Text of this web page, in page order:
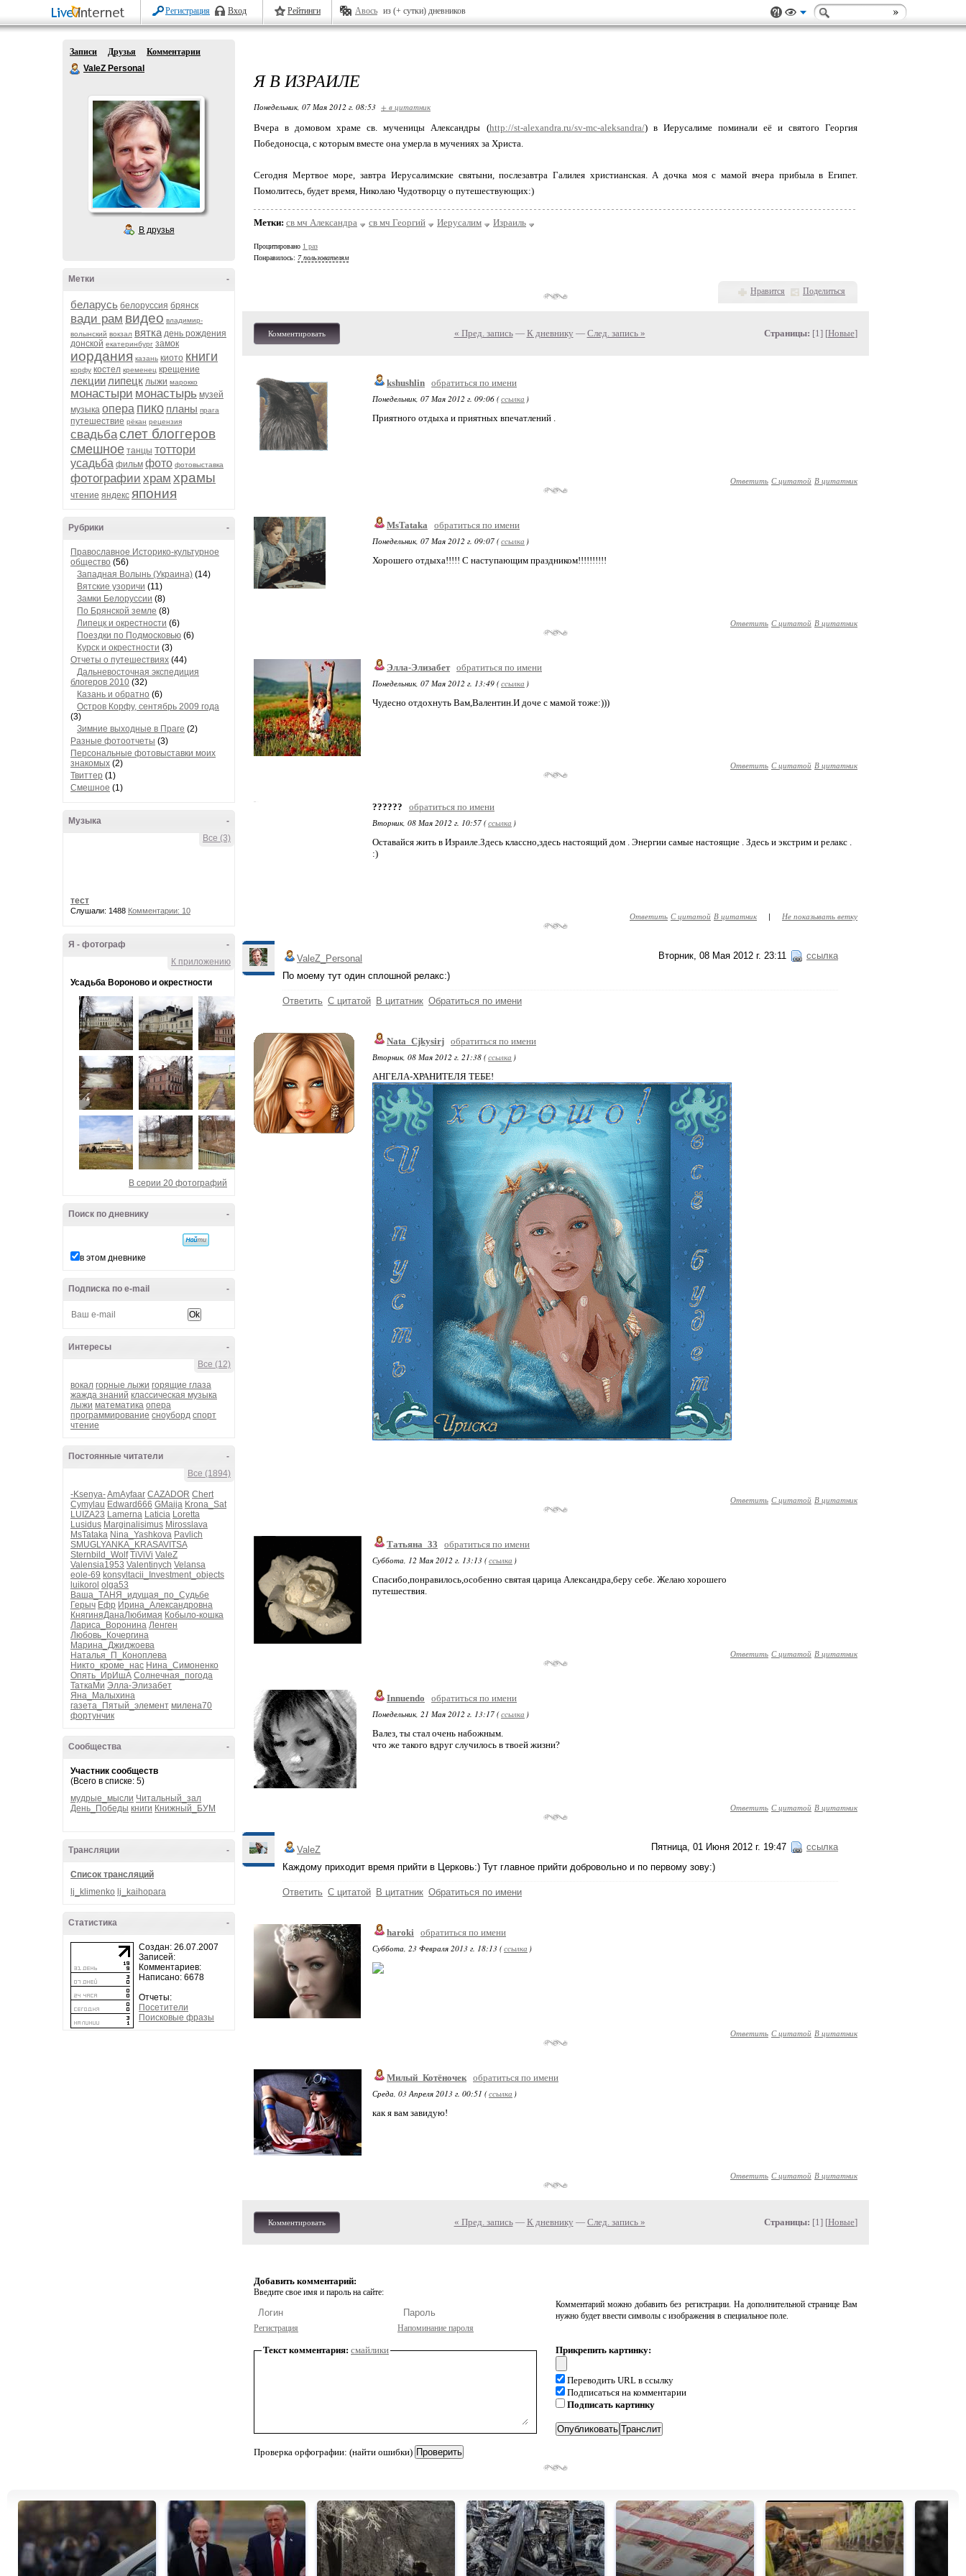
Регистрация Вход Рейтинги Авось из (+ сутки) дневников
Записи Друзья
Комментарии
ValeZ Personal
В друзья
-
Метки
беларусь белоруссия брянск
вади рам видео владимир-
волынский вокзал вятка день рождения
донской екатеринбург замок
иордания казань киото книги
корфу костел кременец крещение
лекции липецк лыжи марокко
монастыри монастырь музей
музыка опера пико планы прага
путешествие рёкан рецензия
свадьбаслет блоггеров
смешное танцы тоттори
усадьба фильм фото фотовыставка
фотографии храм храмы
чтение яндекс япония
-
Рубрики
Православное Историко-культурное
общество (56)
Западная Волынь (Украина) (14)
Вятские узоричи (11)
Замки Белоруссии (8)
По Брянской земле (8)
Липецк и окрестности (6)
Поездки по Подмосковью (6)
Курск и окрестности (3)
Отчеты о путешествиях (44)
Дальневосточная экспедиция
блогеров 2010 (32)
Казань и обратно (6)
Остров Корфу, сентябрь 2009 года
(3)
Зимние выходные в Праге (2)
Разные фотоотчеты (3)
Персональные фотовыставки моих
знакомых (2)
Твиттер (1)
Смешное (1)
-
Музыка
Все (3)
тест
Слушали: 1488 Комментарии: 10
-
Я - фотограф
К приложению
Усадьба Вороново и окрестности
В серии 20 фотографий
-
Поиск по дневнику
в этом дневнике
-
Подписка по e-mail
-
Интересы
Все (12)
вокал горные лыжи горящие глаза
жажда знаний классическая музыка
лыжи математика опера
программирование сноуборд спорт
чтение
-
Постоянные читатели
Все (1894)
-Ksenya-AmAyfaar CAZADOR Chert
Cymylau Edward666 GMaija Krona_Sat
LUIZA23 Lamerna Laticia Loretta
Lusidus Marginalisimus Mirosslava
MsTataka Nina_Yashkova Pavlich
SMUGLYANKA_KRASAVITSA
Sternbild_Wolf TiViVi ValeZ
Valensia1953 Valentinych Velansa
eole-69 konsyltacii_Investment_objects
luikorol olga53
Ваша_ТАНЯ_идущая_по_Судьбе
Герыч Ефр Ирина_Александровна
КнягиняДанаЛюбимая Кобыло-кошка
Лариса_Воронина Ленген
Любовь_Кочергина
Марина_Джиджоева
Наталья_П_Коноплева
Никто_кроме_нас Нина_Симоненко
Опять_ИрИшА Солнечная_погода
ТаткаМи Элла-Элизабет
Яна_Малыхина
газета_Пятый_элемент милена70
фортунчик
-
Сообщества
Участник сообществ
(Всего в списке: 5)
мудрые_мысли Читальный_зал
День_Победы книги Книжный_БУМ
-
Трансляции
Список трансляций
lj_klimenko lj_kaihopara
-
Статистика
Создан: 26.07.2007
Записей:
Комментариев:
Написано: 6678
Отчеты:
Посетители
Поисковые фразы
Я В ИЗРАИЛЕ
Понедельник, 07 Мая 2012 г. 08:53 + в цитатник
Вчера в домовом храме св. мученицы Александры (http://st-alexandra.ru/sv-mc-aleksandra/) в Иерусалиме поминали её и святого Георгия
Победоносца, с которым вместе она умерла в мучениях за Христа.
Сегодня Мертвое море, завтра Иерусалимские святыни, послезавтра Галилея христианская. А дочка моя с мамой вчера прибыла в Египет.
Помолитесь, будет время, Николаю Чудотворцу о путешествующих:)
Метки: св мч Александра св мч Георгий Иерусалим Израиль
Процитировано 1 раз
Понравилось: 7 пользователям
Нравится Поделиться
Комментировать « Пред. запись— К дневнику — След. запись » Страницы: [1] [Новые]
kshushlin обратиться по имени
Понедельник, 07 Мая 2012 г. 09:06 (ссылка )
Приятного отдыха и приятных впечатлений .
Ответить С цитатой В цитатник
MsTataka
обратиться по имени
Понедельник, 07 Мая 2012 г. 09:07 (ссылка )
Хорошего отдыха!!!!! С наступающим праздником!!!!!!!!!!
Ответить С цитатой В цитатник
Элла-Элизабет обратиться по имени
Понедельник, 07 Мая 2012 г. 13:49 (ссылка )
Чудесно отдохнуть Вам,Валентин.И доче с мамой тоже:)))
Ответить С цитатой В цитатник
??????
обратиться по имени
Вторник, 08 Мая 2012 г. 10:57 (ссылка )
Оставайся жить в Израиле.Здесь классно,здесь настоящий дом . Энергии самые настоящие . Здесь и экстрим и релакс .
:)
Ответить С цитатой В цитатник | Не показывать ветку
Вторник, 08 Мая 2012 г. 23:11 ссылка
ValeZ_Personal
По моему тут один сплошной релакс:)
Ответить С цитатой В цитатник Обратиться по имени
Nata_Cjkysirj обратиться по имени
Вторник, 08 Мая 2012 г. 21:38 (ссылка )
АНГЕЛА-ХРАНИТЕЛЯ ТЕБЕ!
Ответить С цитатой В цитатник
Татьяна_33
обратиться по имени
Суббота, 12 Мая 2012 г. 13:13 (ссылка )
Спасибо,понравилось,особенно святая царица Александра,беру себе. Желаю хорошего
путешествия.
Ответить С цитатой В цитатник
Innuendo
обратиться по имени
Понедельник, 21 Мая 2012 г. 13:17 (ссылка )
Валез, ты стал очень набожным.
что же такого вдруг случилось в твоей жизни?
Ответить С цитатой В цитатник
Пятница, 01 Июня 2012 г. 19:47 ссылка
ValeZ
Каждому приходит время прийти в Церковь:) Тут главное прийти добровольно и по первому зову:)
Ответить С цитатой В цитатник Обратиться по имени
haroki обратиться по имени
Суббота, 23 Февраля 2013 г. 18:13 (ссылка )
Ответить С цитатой В цитатник
Милый_Котёночек обратиться по имени
Среда, 03 Апреля 2013 г. 00:51 (ссылка )
как я вам завидую!
Ответить С цитатой В цитатник
Комментировать « Пред. запись— К дневнику — След. запись » Страницы: [1] [Новые]
Добавить комментарий:
Введите свое имя и пароль на сайте:
Регистрация Напоминание пароля
Комментарий можно добавить без регистрации. На дополнительной странице Вам
нужно будет ввести символы с изображения в специальное поле.
Текст комментария: смайлики
Проверка орфографии: (найти ошибки)
Прикрепить картинку:
Переводить URL в ссылку
Подписаться на комментарии
Подписать картинку